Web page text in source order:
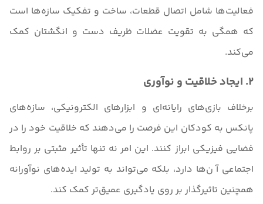
فعالیت‌ها شامل اتصال قطعات، ساخت و تفکیک سازه‌ها است
که همگی به تقویت عضلات ظریف دست و انگشتان کمک
می‌کند.
2. ایجاد خلاقیت و نوآوری
برخلاف بازی‌های رایانه‌ای و ابزارهای الکترونیکی، سازه‌های
پانکس به کودکان این فرصت را می‌دهند که خلاقیت خود را در
فضایی فیزیکی ابراز کنند. این امر نه تنها تأثیر مثبتی بر روابط
اجتماعی آ ن‌ها دارد، بلکه می‌تواند به تولید ایده‌های نوآورانه
همچنین تاثیرگذار بر روی یادگیری عمیق‌تر کمک کند.